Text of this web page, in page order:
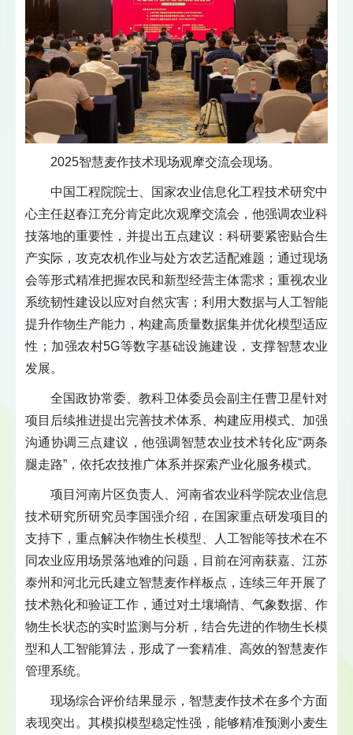
2025智慧麦作技术现场观摩交流会现场。
中国工程院院士、国家农业信息化工程技术研究中
心主任赵春江充分肯定此次观摩交流会，他强调农业科
技落地的重要性，并提出五点建议：科研要紧密贴合生
产实际，攻克农机作业与处方农艺适配难题；通过现场
会等形式精准把握农民和新型经营主体需求；重视农业
系统韧性建设以应对自然灾害；利用大数据与人工智能
提升作物生产能力，构建高质量数据集并优化模型适应
性；加强农村5G等数字基础设施建设，支撑智慧农业
发展。
全国政协常委、教科卫体委员会副主任曹卫星针对
项目后续推进提出完善技术体系、构建应用模式、加强
沟通协调三点建议，他强调智慧农业技术转化应“两条
腿走路”，依托农技推广体系并探索产业化服务模式。
项目河南片区负责人、河南省农业科学院农业信息
技术研究所研究员李国强介绍，在国家重点研发项目的
支持下，重点解决作物生长模型、人工智能等技术在不
同农业应用场景落地难的问题，目前在河南获嘉、江苏
泰州和河北元氏建立智慧麦作样板点，连续三年开展了
技术熟化和验证工作，通过对土壤墒情、气象数据、作
物生长状态的实时监测与分析，结合先进的作物生长模
型和人工智能算法，形成了一套精准、高效的智慧麦作
管理系统。
现场综合评价结果显示，智慧麦作技术在多个方面
表现突出。其模拟模型稳定性强，能够精准预测小麦生